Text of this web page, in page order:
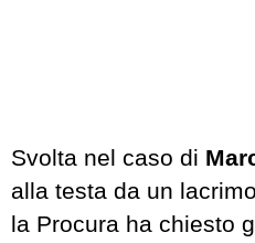
Svolta nel caso di
alla testa da un
la Procura ha chiesto